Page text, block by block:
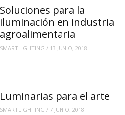
Soluciones para la
iluminación en industria
agroalimentaria
SMARTLIGHTING / 13 JUNIO, 2018
Luminarias para el arte
SMARTLIGHTING / 7 JUNIO, 2018